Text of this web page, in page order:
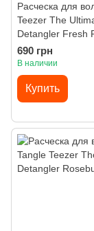
Расческа для
Teezer The
Detangler Fresh
690 грн
В наличии
Купить